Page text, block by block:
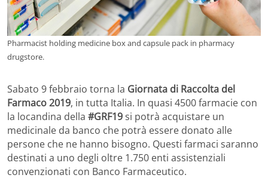
Pharmacist holding medicine box and capsule pack in pharmacy
drugstore.
Sabato 9 febbraio torna la Giornata di Raccolta del
Farmaco 2019, in tutta Italia. In quasi 4500 farmacie con
la locandina della #GRF19si potrà acquistare un
medicinale da banco che potrà essere donato alle
persone che ne hanno bisogno. Questi farmaci saranno
destinati a uno degli oltre 1.750 enti assistenziali
convenzionati con Banco Farmaceutico.